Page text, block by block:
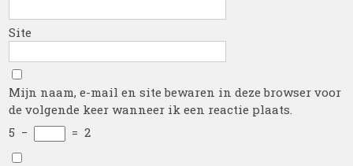
Site
Mijn naam, e-mail en site bewaren in deze browser voor
de volgende keer wanneer ik een reactie plaats.
5 − = 2